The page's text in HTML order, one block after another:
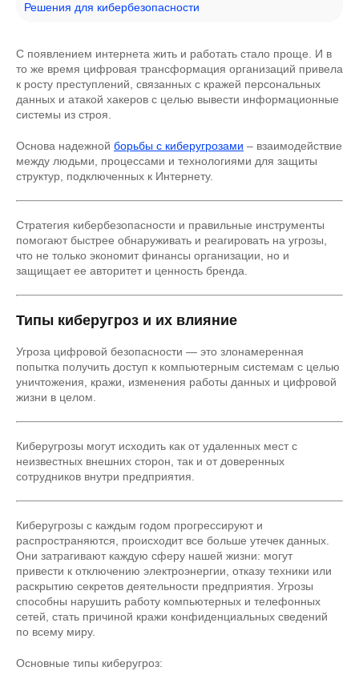
Решения для кибербезопасности
С появлением интернета жить и работать стало проще. И в
то же время цифровая трансформация организаций привела
к росту преступлений, связанных с кражей персональных
данных и атакой хакеров с целью вывести информационные
системы из строя.
Основа надежной борьбы с киберугрозами – взаимодействие
между людьми, процессами и технологиями для защиты
структур, подключенных к Интернету.
Стратегия кибербезопасности и правильные инструменты
помогают быстрее обнаруживать и реагировать на угрозы,
что не только экономит финансы организации, но и
защищает ее авторитет и ценность бренда.
Типы киберугроз и их влияние
Угроза цифровой безопасности — это злонамеренная
попытка получить доступ к компьютерным системам с целью
уничтожения, кражи, изменения работы данных и цифровой
жизни в целом.
Киберугрозы могут исходить как от удаленных мест с
неизвестных внешних сторон, так и от доверенных
сотрудников внутри предприятия.
Киберугрозы с каждым годом прогрессируют и
распространяются, происходит все больше утечек данных.
Они затрагивают каждую сферу нашей жизни: могут
привести к отключению электроэнергии, отказу техники или
раскрытию секретов деятельности предприятия. Угрозы
способны нарушить работу компьютерных и телефонных
сетей, стать причиной кражи конфиденциальных сведений
по всему миру.
Основные типы киберугроз: